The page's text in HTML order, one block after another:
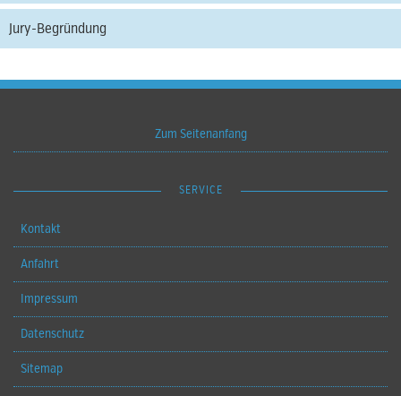
Jury-Begründung
Zum Seitenanfang
SERVICE
Kontakt
Anfahrt
Impressum
Datenschutz
Sitemap